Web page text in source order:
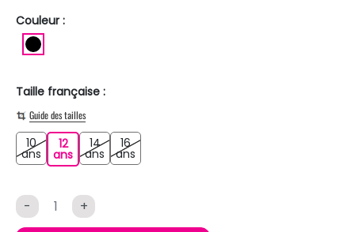
Couleur :
Taille française :
Guide des tailles
10
ans 10 ans
12
ans12 ans
14
ans 14 ans
16
ans
- +